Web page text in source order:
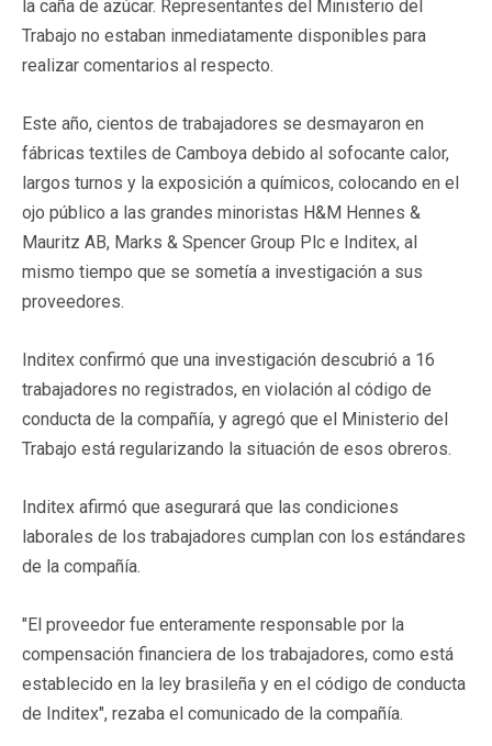
la caña de azúcar. Representantes del Ministerio del
Trabajo no estaban inmediatamente disponibles para
realizar comentarios al respecto.
Este año, cientos de trabajadores se desmayaron en
fábricas textiles de Camboya debido al sofocante calor,
largos turnos y la exposición a químicos, colocando en el
ojo público a las grandes minoristas H&M Hennes &
Mauritz AB, Marks & Spencer Group Plc e Inditex, al
mismo tiempo que se sometía a investigación a sus
proveedores.
Inditex confirmó que una investigación descubrió a 16
trabajadores no registrados, en violación al código de
conducta de la compañía, y agregó que el Ministerio del
Trabajo está regularizando la situación de esos obreros.
Inditex afirmó que asegurará que las condiciones
laborales de los trabajadores cumplan con los estándares
de la compañía.
"El proveedor fue enteramente responsable por la
compensación financiera de los trabajadores, como está
establecido en la ley brasileña y en el código de conducta
de Inditex", rezaba el comunicado de la compañía.